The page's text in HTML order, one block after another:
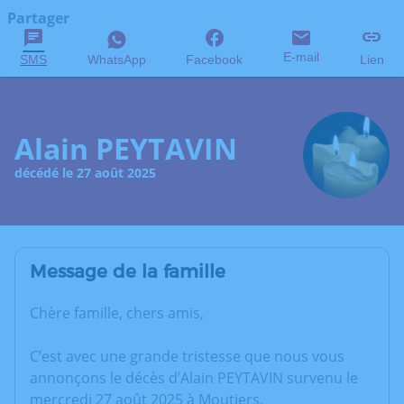
Partager
SMS WhatsApp Facebook E-mail Lien
Alain PEYTAVIN
décédé le 27 août 2025
Message de la famille
Chère famille, chers amis,
C’est avec une grande tristesse que nous vous
annonçons le décès d’Alain PEYTAVIN survenu le
mercredi 27 août 2025 à Moutiers.